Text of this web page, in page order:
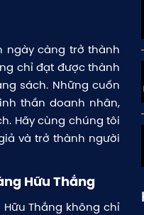
ngày càng trở thành
chỉ đạt được thành
sách. Những cuốn
thần doanh nhân,
Hãy cùng chúng tôi
và trở thành người
Hữu Thắng
Thắng không chỉ